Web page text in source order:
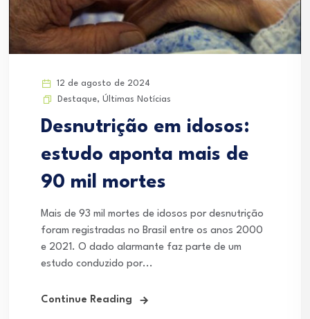
12 de agosto de 2024
Destaque, Últimas Notícias
Desnutrição em idosos:
estudo aponta mais de
90 mil mortes
Mais de 93 mil mortes de idosos por desnutrição
foram registradas no Brasil entre os anos 2000
e 2021. O dado alarmante faz parte de um
estudo conduzido por...
Continue Reading